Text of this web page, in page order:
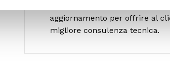
che pratica le più diverse
aggiornamento per offrire al
migliore consulenza tecnica.